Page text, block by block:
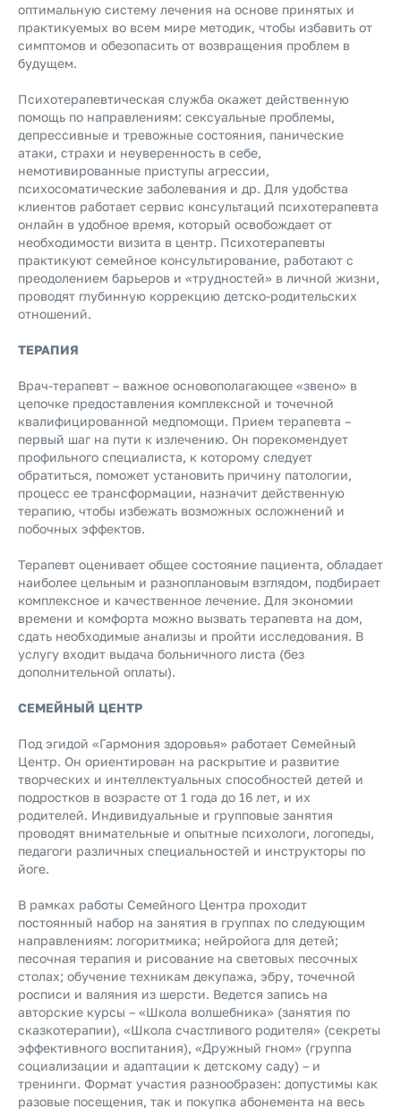
оптимальную систему лечения на основе принятых и
практикуемых во всем мире методик, чтобы избавить от
симптомов и обезопасить от возвращения проблем в
будущем.
Психотерапевтическая служба окажет действенную
помощь по направлениям: сексуальные проблемы,
депрессивные и тревожные состояния, панические
атаки, страхи и неуверенность в себе,
немотивированные приступы агрессии,
психосоматические заболевания и др. Для удобства
клиентов работает сервис консультаций психотерапевта
онлайн в удобное время, который освобождает от
необходимости визита в центр. Психотерапевты
практикуют семейное консультирование, работают с
преодолением барьеров и «трудностей» в личной жизни,
проводят глубинную коррекцию детско-родительских
отношений.
ТЕРАПИЯ
Врач-терапевт – важное основополагающее «звено» в
цепочке предоставления комплексной и точечной
квалифицированной медпомощи. Прием терапевта –
первый шаг на пути к излечению. Он порекомендует
профильного специалиста, к которому следует
обратиться, поможет установить причину патологии,
процесс ее трансформации, назначит действенную
терапию, чтобы избежать возможных осложнений и
побочных эффектов.
Терапевт оценивает общее состояние пациента, обладает
наиболее цельным и разноплановым взглядом, подбирает
комплексное и качественное лечение. Для экономии
времени и комфорта можно вызвать терапевта на дом,
сдать необходимые анализы и пройти исследования. В
услугу входит выдача больничного листа (без
дополнительной оплаты).
СЕМЕЙНЫЙ ЦЕНТР
Под эгидой «Гармония здоровья» работает Семейный
Центр. Он ориентирован на раскрытие и развитие
творческих и интеллектуальных способностей детей и
подростков в возрасте от 1 года до 16 лет, и их
родителей. Индивидуальные и групповые занятия
проводят внимательные и опытные психологи, логопеды,
педагоги различных специальностей и инструкторы по
йоге.
В рамках работы Семейного Центра проходит
постоянный набор на занятия в группах по следующим
направлениям: логоритмика; нейройога для детей;
песочная терапия и рисование на световых песочных
столах; обучение техникам декупажа, эбру, точечной
росписи и валяния из шерсти. Ведется запись на
авторские курсы – «Школа волшебника» (занятия по
сказкотерапии), «Школа счастливого родителя» (секреты
эффективного воспитания), «Дружный гном» (группа
социализации и адаптации к детскому саду) – и
тренинги. Формат участия разнообразен: допустимы как
разовые посещения, так и покупка абонемента на весь